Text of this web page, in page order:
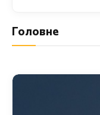
Головне